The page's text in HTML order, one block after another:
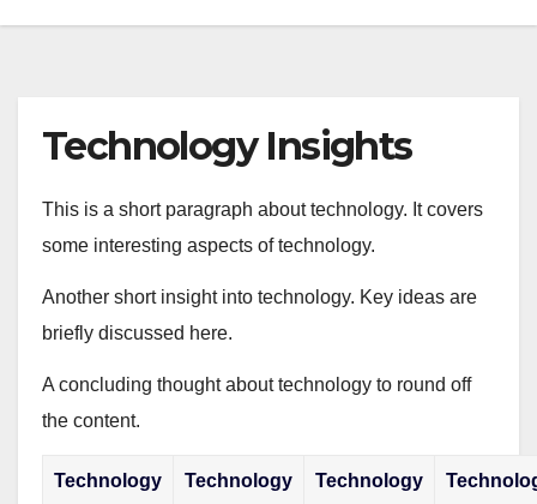
Technology Insights
This is a short paragraph about technology. It covers
some interesting aspects of technology.
Another short insight into technology. Key ideas are
briefly discussed here.
A concluding thought about technology to round off
the content.
Technology
Technology
Technology